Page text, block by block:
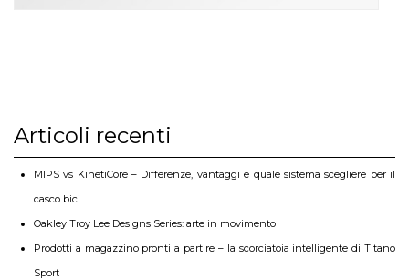
Articoli recenti
MIPS vs KinetiCore – Differenze, vantaggi e quale sistema scegliere per il
casco bici
Oakley Troy Lee Designs Series: arte in movimento
Prodotti a magazzino pronti a partire – la scorciatoia intelligente di Titano
Sport